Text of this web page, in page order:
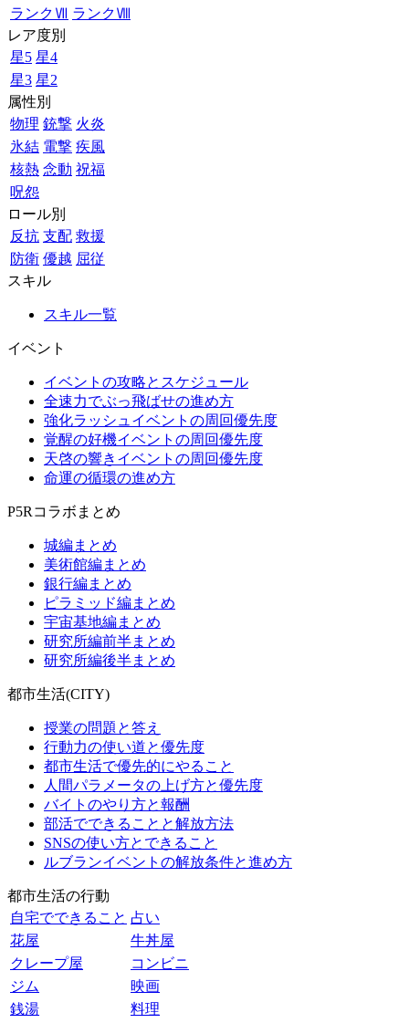
ランクⅦ ランクⅧ
レア度別
星5 星4
星3 星2
属性別
物理 銃撃 火炎
氷結 電撃 疾風
核熱 念動 祝福
呪怨
ロール別
反抗 支配 救援
防衛 優越 屈従
スキル
スキル一覧
イベント
イベントの攻略とスケジュール
全速力でぶっ飛ばせの進め方
強化ラッシュイベントの周回優先度
覚醒の好機イベントの周回優先度
天啓の響きイベントの周回優先度
命運の循環の進め方
P5Rコラボまとめ
城編まとめ
美術館編まとめ
銀行編まとめ
ピラミッド編まとめ
宇宙基地編まとめ
研究所編前半まとめ
研究所編後半まとめ
都市生活(CITY)
授業の問題と答え
行動力の使い道と優先度
都市生活で優先的にやること
人間パラメータの上げ方と優先度
バイトのやり方と報酬
部活でできることと解放方法
SNSの使い方とできること
ルブランイベントの解放条件と進め方
都市生活の行動
自宅でできること 占い
花屋
牛丼屋
クレープ屋
コンビニ
ジム
映画
銭湯
料理